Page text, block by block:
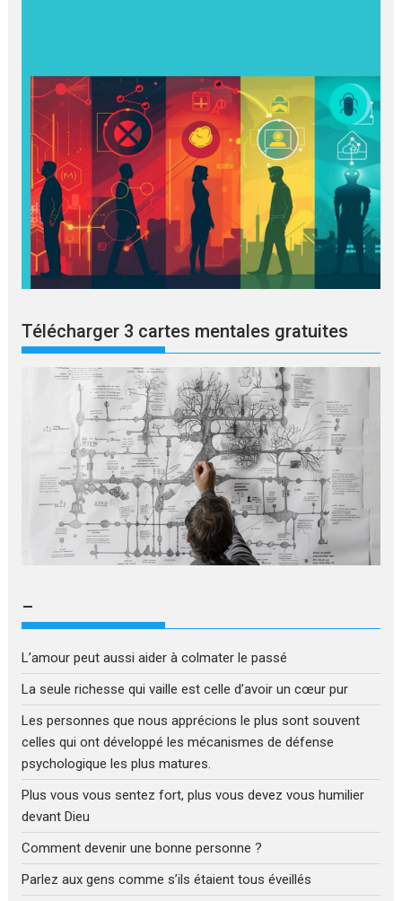
Télécharger 3 cartes mentales gratuites
–
L’amour peut aussi aider à colmater le passé
La seule richesse qui vaille est celle d’avoir un cœur pur
Les personnes que nous apprécions le plus sont souvent
celles qui ont développé les mécanismes de défense
psychologique les plus matures.
Plus vous vous sentez fort, plus vous devez vous humilier
devant Dieu
Comment devenir une bonne personne ?
Parlez aux gens comme s’ils étaient tous éveillés